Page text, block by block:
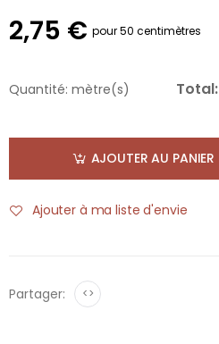
2,75 € pour 50 centimètres
Quantité: mètre(s) Total:
AJOUTER AU PANIER
Ajouter à ma liste d'envie
Partager: <>